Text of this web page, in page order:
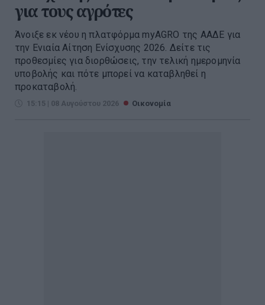
για τους αγρότες
Άνοιξε εκ νέου η πλατφόρμα myAGRO της ΑΑΔΕ για
την Ενιαία Αίτηση Ενίσχυσης 2026. Δείτε τις
προθεσμίες για διορθώσεις, την τελική ημερομηνία
υποβολής και πότε μπορεί να καταβληθεί η
προκαταβολή.
15:15 | 08 Αυγούστου 2026 Οικονομία